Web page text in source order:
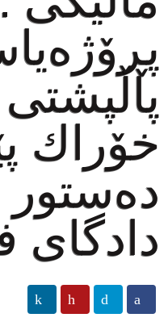
خۆراك
دەستور
دادگای